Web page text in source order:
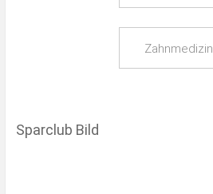
Zahnmedizin
Sparclub Bild